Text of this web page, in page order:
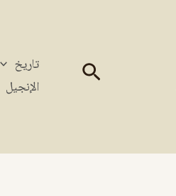
البحث تاريخ
الإنجيل